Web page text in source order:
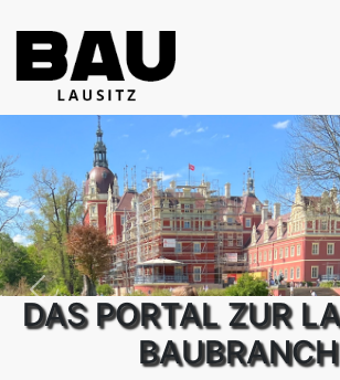
DAS PORTAL ZUR
Previous